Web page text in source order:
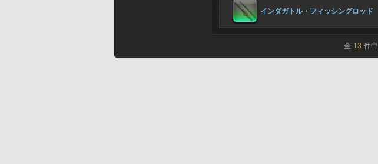
インダガトル・フィッシングロッド
全 13 件中